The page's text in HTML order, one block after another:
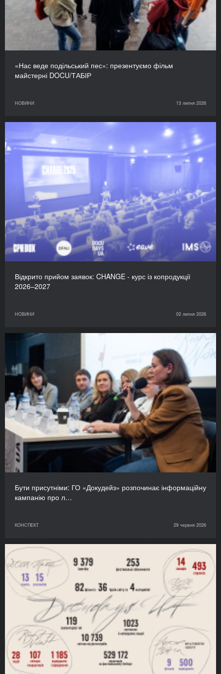
«Нас веде подільський пес»: презентуємо фільм
майстерні DOCU/ТАБІР
НОВИНИ 13 липня 2026
Відкрито прийом заявок: CHANGE - курс із копродукції
2026–2027
НОВИНИ 02 липня 2026
Бути присутніми: ГО «Докудейз» розпочинає інформаційну
кампанію про л…
КОНСПЕКТ 29 червня 2026